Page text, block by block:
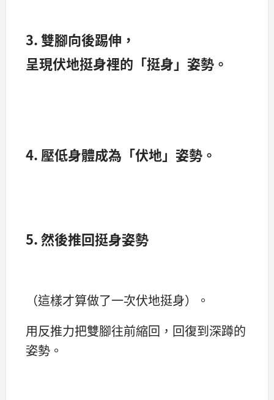
3. 雙腳向後踢伸，
呈現伏地挺身裡的「挺身」姿勢。
4. 壓低身體成為「伏地」姿勢。
5. 然後推回挺身姿勢
（這樣才算做了一次伏地挺身）。
用反推力把雙腳往前縮回，回復到深蹲的
姿勢。